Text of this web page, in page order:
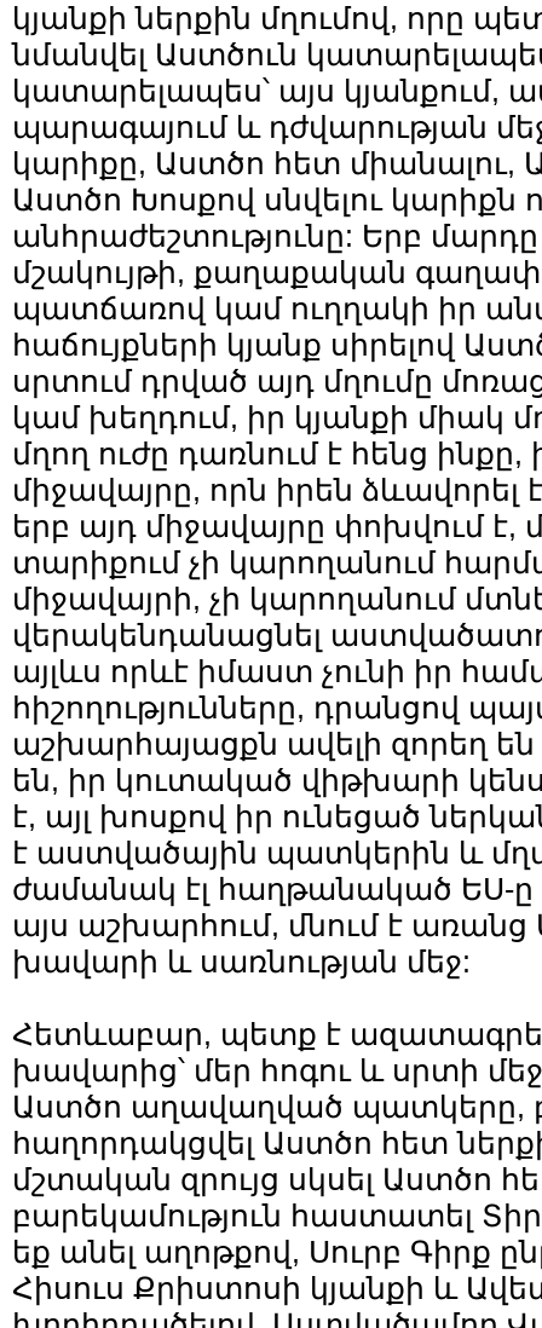
կյանքի ներքին մղումով, որը
նմանվել Աստծուն
կատարելապես՝ այս կյանքում,
պարագայում և դժվարության
կարիքը, Աստծո հետ միանալու,
Աստծո Խոսքով սնվելու կարիքն
անհրաժեշտությունը: Երբ
մշակույթի, քաղաքական
պատճառով կամ ուղղակի իր
հաճույքների կյանք սիրելով
սրտում դրված այդ մղումը
կամ խեղդում, իր կյանքի միակ
մղող ուժը դառնում է հենց
միջավայրը, որն իրեն ձևավորել
երբ այդ միջավայրը փոխվում է,
տարիքում չի կարողանում
միջավայրի, չի կարողանում
վերակենդանացնել
այլևս որևէ իմաստ չունի իր
հիշողությունները, դրանցով
աշխարհայացքն ավելի զորեղ են
են, իր կուտակած վիթխարի
է, այլ խոսքով իր ունեցած
է աստվածային պատկերին և
ժամանակ էլ հաղթանակած ԵՍ-ը
այս աշխարհում, մնում է առանց
խավարի և սառնության մեջ:
Հետևաբար, պետք է ազատագրել
խավարից՝ մեր հոգու և սրտի
Աստծո աղավաղված պատկերը,
հաղորդակցվել Աստծո հետ
մշտական զրույց սկսել Աստծո
բարեկամություն հաստատել
եք անել աղոթքով, Սուրբ Գիրք
Հիսուս Քրիստոսի կյանքի և